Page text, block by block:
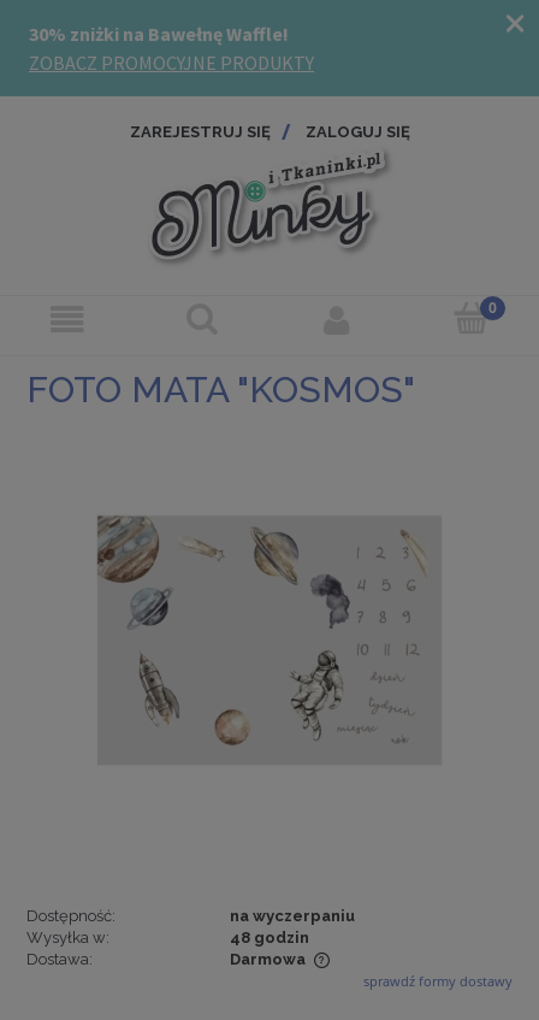
ZAREJESTRUJ SIĘ ZALOGUJ SIĘ
FOTO MATA "KOSMOS"
Dostępność:
na wyczerpaniu
Wysyłka w:
48 godzin
Dostawa:
Darmowa
Cena nie zawiera ewentualnych kosztów płatności
sprawdź formy dostawy